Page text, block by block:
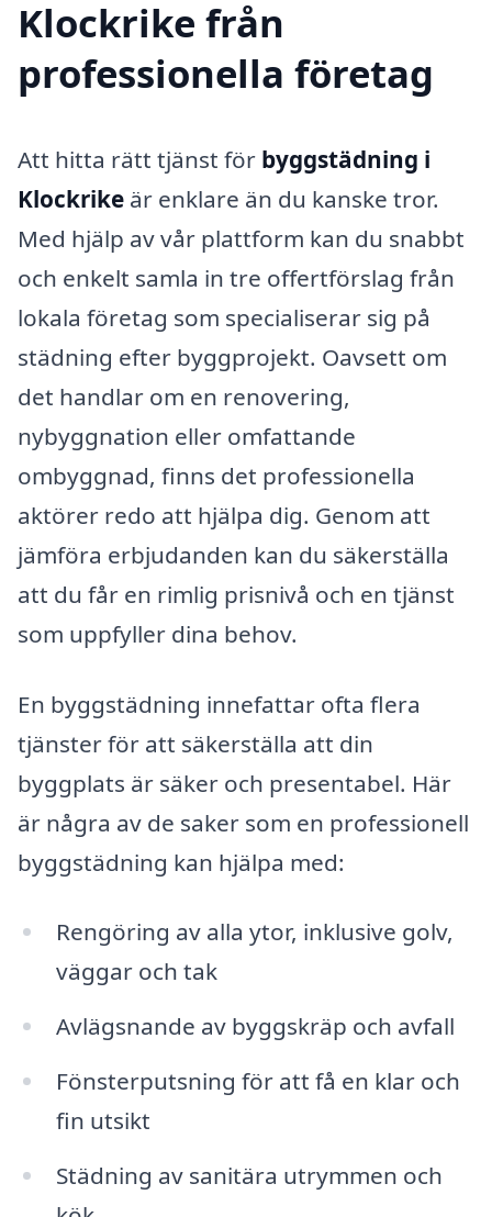
Klockrike från
professionella företag
Att hitta rätt tjänst för byggstädning i
Klockrike är enklare än du kanske tror.
Med hjälp av vår plattform kan du snabbt
och enkelt samla in tre offertförslag från
lokala företag som specialiserar sig på
städning efter byggprojekt. Oavsett om
det handlar om en renovering,
nybyggnation eller omfattande
ombyggnad, finns det professionella
aktörer redo att hjälpa dig. Genom att
jämföra erbjudanden kan du säkerställa
att du får en rimlig prisnivå och en tjänst
som uppfyller dina behov.
En byggstädning innefattar ofta flera
tjänster för att säkerställa att din
byggplats är säker och presentabel. Här
är några av de saker som en professionell
byggstädning kan hjälpa med:
Rengöring av alla ytor, inklusive golv,
väggar och tak
Avlägsnande av byggskräp och avfall
Fönsterputsning för att få en klar och
fin utsikt
Städning av sanitära utrymmen och